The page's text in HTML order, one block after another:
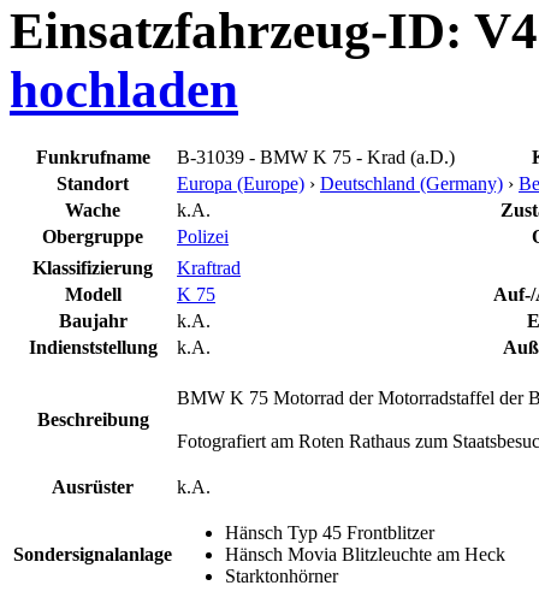
Einsatzfahrzeug-ID:
hochladen
Funkrufname B-31039 - BMW K 75 - Krad (a.D.)
Standort
Europa (Europe) › Deutschland (Germany) ›
Wache
k.A.
Obergruppe
Polizei
Klassifizierung
Kraftrad
Modell
K 75
Auf-/
Baujahr
k.A.
Indienststellung
k.A.
Beschreibung
BMW K 75 Motorrad der Motorradstaffel der
Fotografiert am Roten Rathaus zum
Ausrüster k.A.
Sondersignalanlage
Hänsch Typ 45 Frontblitzer
Hänsch Movia Blitzleuchte am Heck
Starktonhörner